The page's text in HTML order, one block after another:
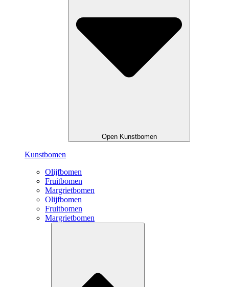
Open Kunstbomen
Kunstbomen
Olijfbomen
Fruitbomen
Margrietbomen
Olijfbomen
Fruitbomen
Margrietbomen